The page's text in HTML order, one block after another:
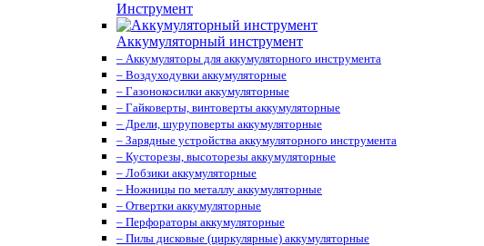
Инструмент
Аккумуляторный инструмент
– Аккумуляторы для аккумуляторного инструмента
– Воздуходувки аккумуляторные
– Газонокосилки аккумуляторные
– Гайковерты, винтоверты аккумуляторные
– Дрели, шуруповерты аккумуляторные
– Зарядные устройства аккумуляторного инструмента
– Кусторезы, высоторезы аккумуляторные
– Лобзики аккумуляторные
– Ножницы по металлу аккумуляторные
– Отвертки аккумуляторные
– Перфораторы аккумуляторные
– Пилы дисковые (циркулярные) аккумуляторные